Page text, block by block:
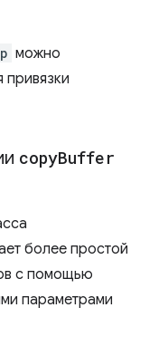
можно
привязки
copyBuffer
более простой
с помощью
параметрами